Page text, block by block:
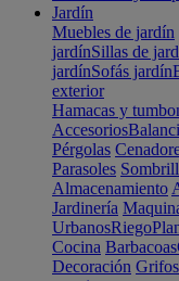
Jardín
Muebles de jardín
jardínSillas de
jardínSofás jardín
exterior
Hamacas y
Accesorios
Pérgolas
Parasoles
Almacenamiento
Jardinería
UrbanosRiego
Cocina Barbacoas
Decoración